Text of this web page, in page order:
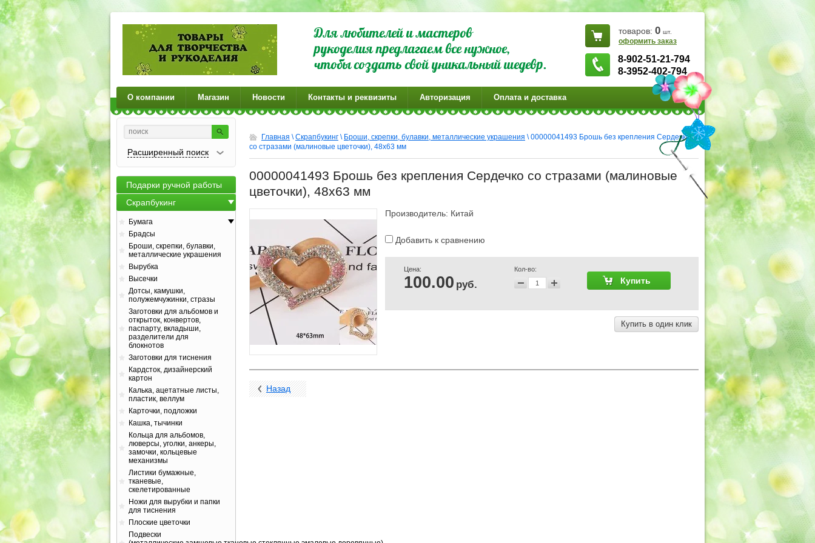
Для любителей и мастеров
рукоделия предлагаем все нужное,
чтобы создать свой уникальный шедевр.
товаров: 0 шт.
оформить заказ
8-902-51-21-794
8-3952-402-794
О компании Магазин Новости Контакты и реквизиты Авторизация Оплата и доставка
Расширенный поиск
Подарки ручной работы
Скрапбукинг
Бумага
Брадсы
Броши, скрепки, булавки,
металлические украшения
Вырубка
Высечки
Дотсы, камушки,
полужемчужинки, стразы
Заготовки для альбомов и
открыток, конвертов,
паспарту, вкладыши,
разделители для
блокнотов
Заготовки для тиснения
Кардсток, дизайнерский
картон
Калька, ацетатные листы,
пластик, веллум
Карточки, подложки
Кашка, тычинки
Кольца для альбомов,
люверсы, уголки, анкеры,
замочки, кольцевые
механизмы
Листики бумажные,
тканевые,
скелетированные
Ножи для вырубки и папки
для тиснения
Плоские цветочки
Подвески
Главная \Скрапбукинг \ Броши, скрепки, булавки, металлические украшения \ 00000041493 Брошь без крепления Сердечко
со стразами (малиновые цветочки), 48х63 мм
00000041493 Брошь без крепления Сердечко со стразами (малиновые
цветочки), 48х63 мм
Производитель: Китай
Добавить к сравнению
Цена:
100.00 руб.
Кол-во:
Купить в один клик
Назад